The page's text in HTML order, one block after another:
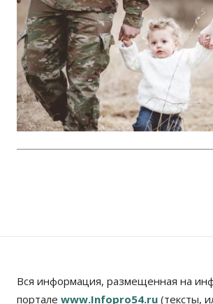
Вся информация, размещенная на
портале www.Infopro54.ru (тексты,